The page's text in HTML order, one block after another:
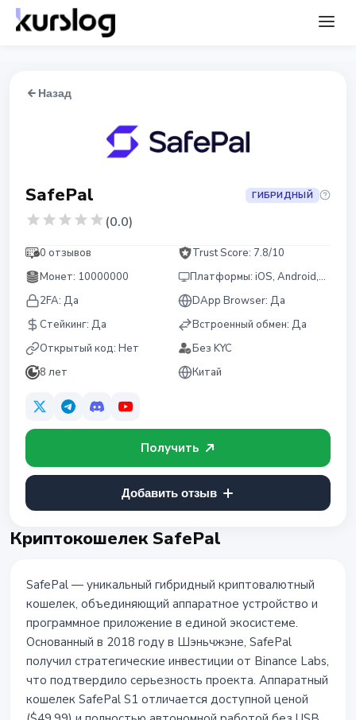
Назад
SafePal ГИБРИДНЫЙ
(0.0)
0 отзывов Trust Score: 7.8/10
Монет: 10000000 Платформы: iOS, Android, Chrome
2FA: Да DApp Browser: Да
Стейкинг: Да Встроенный обмен: Да
Открытый код: Нет
Без KYC
8 лет
Китай
Получить
Добавить отзыв
Криптокошелек SafePal
SafePal — уникальный гибридный криптовалютный
кошелек, объединяющий аппаратное устройство и
программное приложение в единой экосистеме.
Основанный в 2018 году в Шэньчжэне, SafePal
получил стратегические инвестиции от Binance Labs,
что подтвердило серьезность проекта. Аппаратный
кошелек SafePal S1 отличается доступной ценой